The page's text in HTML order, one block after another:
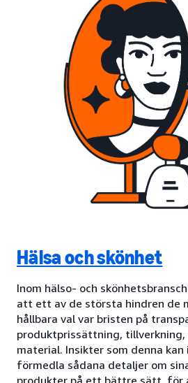
Hälsa och skönhet
Inom hälso- och
att ett av de största hindren de
hållbara val var bristen på
produktprissättning,
material. Insikter som denna
förmedla sådana detaljer om